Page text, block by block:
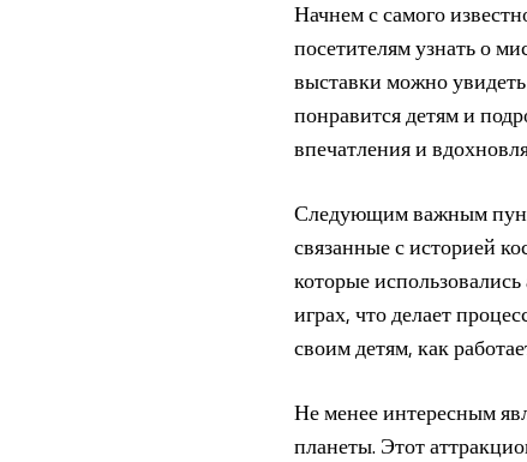
Начнем с самого
посетителям узнать о
выставки можно
понравится детям и
впечатления и
Следующим важным
связанные с историей
которые
играх, что делает
своим детям, как
Не менее интересным
планеты. Этот